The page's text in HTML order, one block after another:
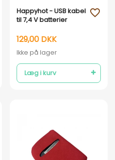
Vis her
Happyhot - USB kabel
til 7,4 V batterier
129,00 DKK
Ikke på lager
Læg i kurv
favorite_outline